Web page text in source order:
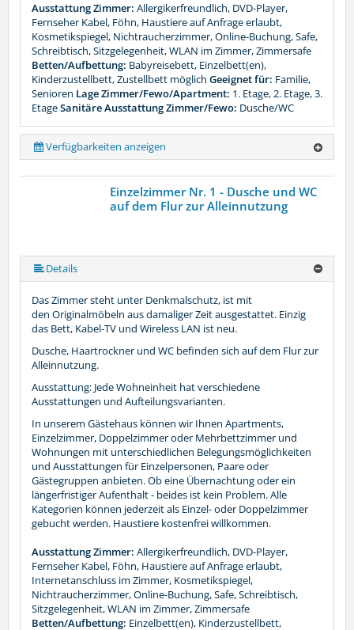
Ausstattung Zimmer: Allergikerfreundlich, DVD-Player,
Fernseher Kabel, Föhn, Haustiere auf Anfrage erlaubt,
Kosmetikspiegel, Nichtraucherzimmer, Online-Buchung, Safe,
Schreibtisch, Sitzgelegenheit, WLAN im Zimmer, Zimmersafe
Betten/Aufbettung: Babyreisebett, Einzelbett(en),
Kinderzustellbett, Zustellbett möglich Geeignet für: Familie,
Senioren Lage Zimmer/Fewo/Apartment: 1. Etage, 2. Etage, 3.
EtageSanitäre Ausstattung Zimmer/Fewo: Dusche/WC
Verfügbarkeiten anzeigen
Einzelzimmer Nr. 1 - Dusche und WC
auf dem Flur zur Alleinnutzung
Details
Das Zimmer steht unter Denkmalschutz, ist mit
den Originalmöbeln aus damaliger Zeit ausgestattet. Einzig
das Bett, Kabel-TV und Wireless LAN ist neu.
Dusche, Haartrockner und WC befinden sich auf dem Flur zur
Alleinnutzung.
Ausstattung: Jede Wohneinheit hat verschiedene
Ausstattungen und Aufteilungsvarianten.
In unserem Gästehaus können wir Ihnen Apartments,
Einzelzimmer, Doppelzimmer oder Mehrbettzimmer und
Wohnungen mit unterschiedlichen Belegungsmöglichkeiten
und Ausstattungen für Einzelpersonen, Paare oder
Gästegruppen anbieten. Ob eine Übernachtung oder ein
längerfristiger Aufenthalt - beides ist kein Problem. Alle
Kategorien können jederzeit als Einzel- oder Doppelzimmer
gebucht werden. Haustiere kostenfrei willkommen.
Ausstattung Zimmer: Allergikerfreundlich, DVD-Player,
Fernseher Kabel, Föhn, Haustiere auf Anfrage erlaubt,
Internetanschluss im Zimmer, Kosmetikspiegel,
Nichtraucherzimmer, Online-Buchung, Safe, Schreibtisch,
Sitzgelegenheit, WLAN im Zimmer, Zimmersafe
Betten/Aufbettung: Einzelbett(en), Kinderzustellbett,